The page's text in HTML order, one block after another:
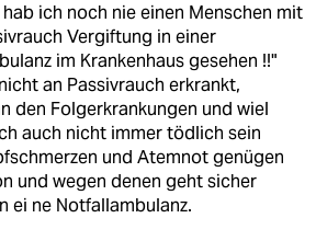
ich noch nie einen Menschen mit
Vergiftung in einer
im Krankenhaus gesehen !!"
an Passivrauch erkrankt,
den Folgerkrankungen und wiel
auch nicht immer tödlich sein
und Atemnot genügen
und wegen denen geht sicher
ei ne Notfallambulanz.